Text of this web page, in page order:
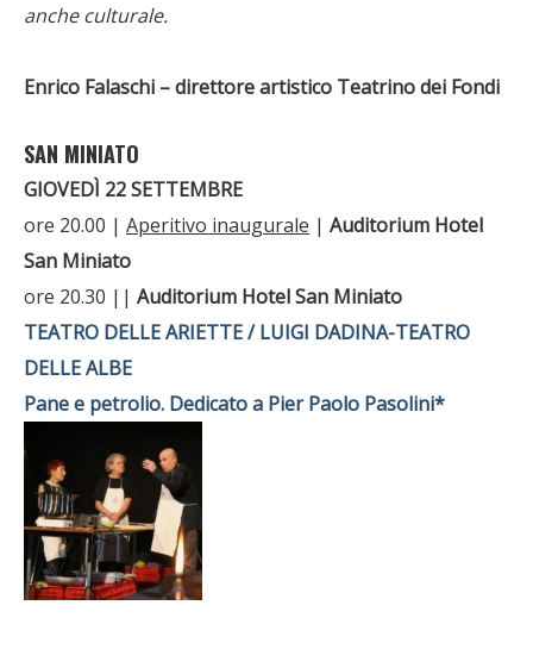
anche culturale.
Enrico Falaschi – direttore artistico Teatrino dei Fondi
SAN MINIATO
GIOVEDÌ 22 SETTEMBRE
ore 20.00 | Aperitivo inaugurale | Auditorium Hotel
San Miniato
ore 20.30 || Auditorium Hotel San Miniato
TEATRO DELLE ARIETTE / LUIGI DADINA-TEATRO
DELLE ALBE
Pane e petrolio. Dedicato a Pier Paolo Pasolini*